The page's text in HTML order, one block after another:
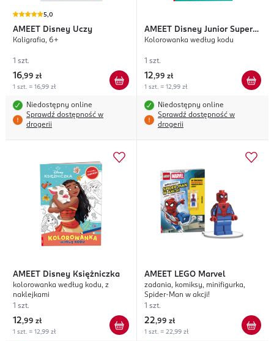
5,0
AMEET Disney Uczy
Kaligrafia, 6+
1 szt.
16,99 zł
1 szt. = 16,99 zł
Niedostępny online
Sprawdź dostępność w
drogerii
AMEET Disney Junior Super
Koty
Kolorowanka według kodu
1 szt.
12,99 zł
1 szt. = 12,99 zł
Niedostępny online
Sprawdź dostępność w
drogerii
AMEET Disney Księżniczka
kolorowanka według kodu, z
naklejkami
1 szt.
12,99 zł
1 szt. = 12,99 zł
AMEET LEGO Marvel
zadania, komiksy, minifigurka,
Spider-Man w akcji!
1 szt.
22,99 zł
1 szt. = 22,99 zł